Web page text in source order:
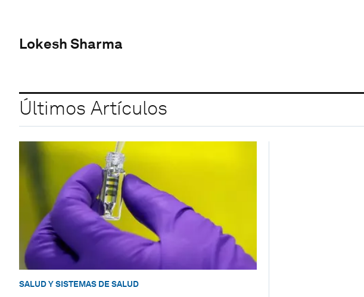
Lokesh Sharma
Últimos Artículos
SALUD Y SISTEMAS DE SALUD